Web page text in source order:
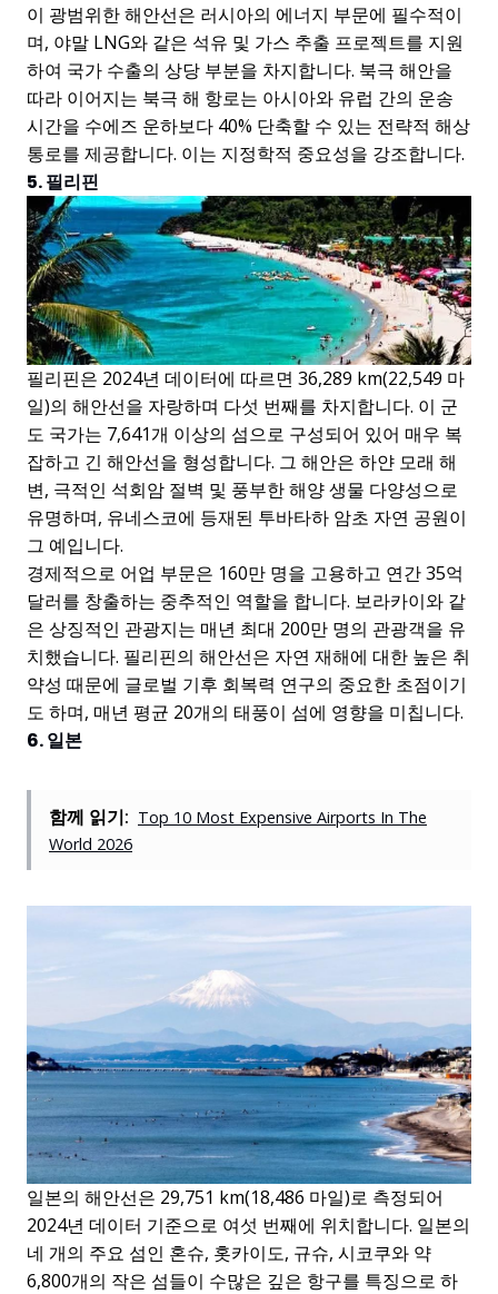
이 광범위한 해안선은 러시아의 에너지 부문에 필수적이
며, 야말 LNG와 같은 석유 및 가스 추출 프로젝트를 지원
하여 국가 수출의 상당 부분을 차지합니다. 북극 해안을
따라 이어지는 북극 해 항로는 아시아와 유럽 간의 운송
시간을 수에즈 운하보다 40% 단축할 수 있는 전략적 해상
통로를 제공합니다. 이는 지정학적 중요성을 강조합니다.
5. 필리핀
필리핀은 2024년 데이터에 따르면 36,289 km(22,549 마
일)의 해안선을 자랑하며 다섯 번째를 차지합니다. 이 군
도 국가는 7,641개 이상의 섬으로 구성되어 있어 매우 복
잡하고 긴 해안선을 형성합니다. 그 해안은 하얀 모래 해
변, 극적인 석회암 절벽 및 풍부한 해양 생물 다양성으로
유명하며, 유네스코에 등재된 투바타하 암초 자연 공원이
그 예입니다.
경제적으로 어업 부문은 160만 명을 고용하고 연간 35억
달러를 창출하는 중추적인 역할을 합니다. 보라카이와 같
은 상징적인 관광지는 매년 최대 200만 명의 관광객을 유
치했습니다. 필리핀의 해안선은 자연 재해에 대한 높은 취
약성 때문에 글로벌 기후 회복력 연구의 중요한 초점이기
도 하며, 매년 평균 20개의 태풍이 섬에 영향을 미칩니다.
6. 일본
함께 읽기: Top 10 Most Expensive Airports In The
World 2026
일본의 해안선은 29,751 km(18,486 마일)로 측정되어
2024년 데이터 기준으로 여섯 번째에 위치합니다. 일본의
네 개의 주요 섬인 혼슈, 홋카이도, 규슈, 시코쿠와 약
6,800개의 작은 섬들이 수많은 깊은 항구를 특징으로 하